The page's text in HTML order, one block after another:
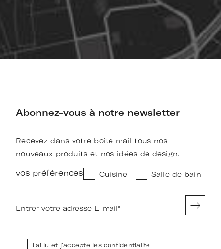
Abonnez-vous à notre newsletter
Recevez dans votre boîte mail tous nos
nouveaux produits et nos idées de design.
vos préférences Cuisine Salle de bain
Entrer votre adresse E-mail*
J'ai lu et j'accepte les confidentialite